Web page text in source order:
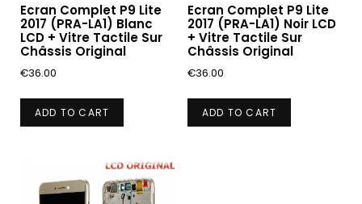
Ecran Complet P9 Lite
2017 (PRA-LA1) Blanc
LCD + Vitre Tactile Sur
Châssis Original
€36.00
ADD TO CART
Ecran Complet P9 Lite
2017 (PRA-LA1) Noir LCD
+ Vitre Tactile Sur
Châssis Original
€36.00
ADD TO CART